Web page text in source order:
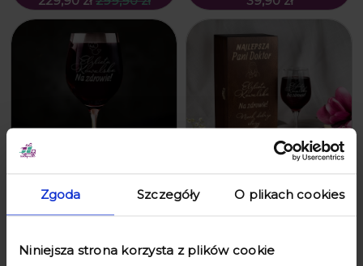
Zgoda Szczegóły O plikach cookies
Niniejsza strona korzysta z plików cookie
KIELISZEK DO WINA Z GRAWEREM
KIELISZEK DO WINA W SKRZYNCE